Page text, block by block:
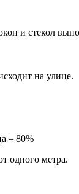
и стекол
на улице.
– 80%
одного метра.